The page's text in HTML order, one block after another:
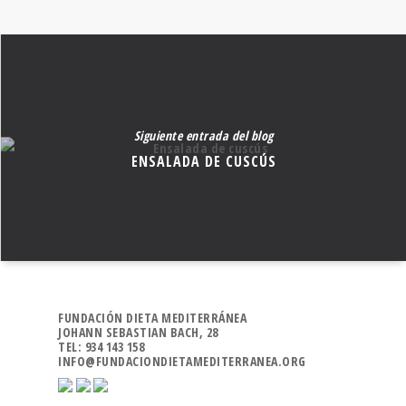
Siguiente entrada del blog
ENSALADA DE CUSCÚS
FUNDACIÓN DIETA MEDITERRÁNEA
JOHANN SEBASTIAN BACH, 28
TEL: 934 143 158
INFO@FUNDACIONDIETAMEDITERRANEA.ORG